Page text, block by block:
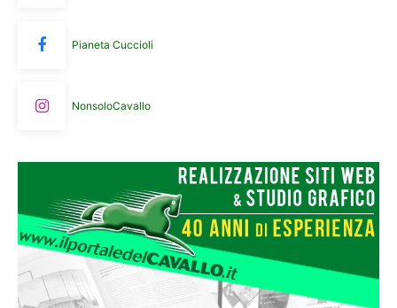
Pianeta Cuccioli
NonsoloCavallo